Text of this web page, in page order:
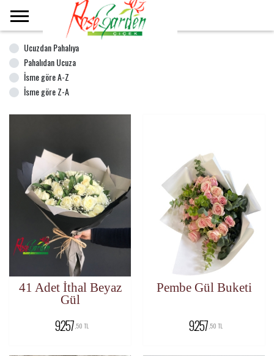
Gül Buketleri
Ucuzdan Pahalıya
Pahalıdan Ucuza
İsme göre A-Z
İsme göre Z-A
41 Adet İthal Beyaz
Gül
9.257 ,50 TL
Pembe Gül Buketi
9.257 ,50 TL